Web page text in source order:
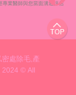
專業醫師與您當面溝通評估
處除毛,產
2024 © All